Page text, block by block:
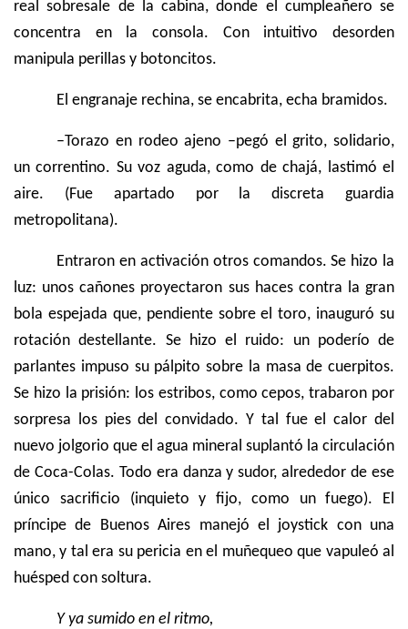
real sobresale de la cabina, donde el cumpleañero se
concentra en la consola. Con intuitivo desorden
manipula perillas y botoncitos.
El engranaje rechina, se encabrita, echa bramidos.
–Torazo en rodeo ajeno –pegó el grito, solidario,
un correntino. Su voz aguda, como de chajá, lastimó el
aire. (Fue apartado por la discreta guardia
metropolitana).
Entraron en activación otros comandos. Se hizo la
luz: unos cañones proyectaron sus haces contra la gran
bola espejada que, pendiente sobre el toro, inauguró su
rotación destellante. Se hizo el ruido: un poderío de
parlantes impuso su pálpito sobre la masa de cuerpitos.
Se hizo la prisión: los estribos, como cepos, trabaron por
sorpresa los pies del convidado. Y tal fue el calor del
nuevo jolgorio que el agua mineral suplantó la circulación
de Coca-Colas. Todo era danza y sudor, alrededor de ese
único sacrificio (inquieto y fijo, como un fuego). El
príncipe de Buenos Aires manejó el joystick con una
mano, y tal era su pericia en el muñequeo que vapuleó al
huésped con soltura.
Y ya sumido en el ritmo,